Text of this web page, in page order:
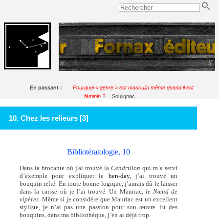
En passant :
Pourquoi « genre » est masculin même quand il est
féminin ?
Soulignac
10. Chez les relieurs [3]
Bibliotératologie, 10
Dans la brocante où j'ai trouvé laCendrillon qui m’a servi
d’exemple pour expliquer le ben-day,
j’ai trouvé un
bouquin relié. En toute bonne logique, j’aurais dû le laisser
dans la caisse où je l’ai trouvé. Un Mauriac, le Nœud de
vipères. Même si je considère que Mauriac est un excellent
styliste, je n’ai pas une passion pour son œuvre. Et des
bouquins, dans ma bibliothèque, j’en ai déjà trop.